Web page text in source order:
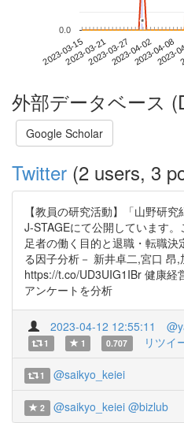
2023-03-152023-03-212023-03-272023-04-022023-04-08
2023-
0.0
*
*
外部データベース
Google Scholar
Twitter (2 users, 3
【教員の研究活動】「山野研
J-STAGEにて公開しています
足者の働く目的と退職・転職
る因子分析－ 新井卓二,宮口 昂
https://t.co/UD3UIG1IBr 健康経
アンケートを分析
2023-04-12 12:55:11
1 1 0.707 リツイ
1 @saikyo_keiei
2 @saikyo_keiei @bizlub